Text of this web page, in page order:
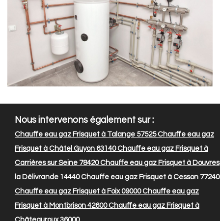
Nous intervenons également sur :
Chauffe eau gaz Frisquet à Talange 57525Chauffe eau gaz
Frisquet à Châtel Guyon 63140Chauffe eau gaz Frisquet à
Carrières sur Seine 78420Chauffe eau gaz Frisquet à Douvres
la Délivrande 14440Chauffe eau gaz Frisquet à Cesson 77240
Chauffe eau gaz Frisquet à Foix 09000Chauffe eau gaz
Frisquet à Montbrison 42600Chauffe eau gaz Frisquet à